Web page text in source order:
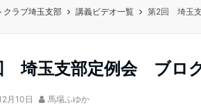
クラブ埼玉支部 講義ビデオ一覧 第2回 埼玉
埼玉支部定例会 ブロ
月10日 馬場ふゆか